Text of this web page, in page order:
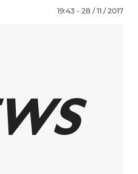
19:43 - 28 / 11 / 2017